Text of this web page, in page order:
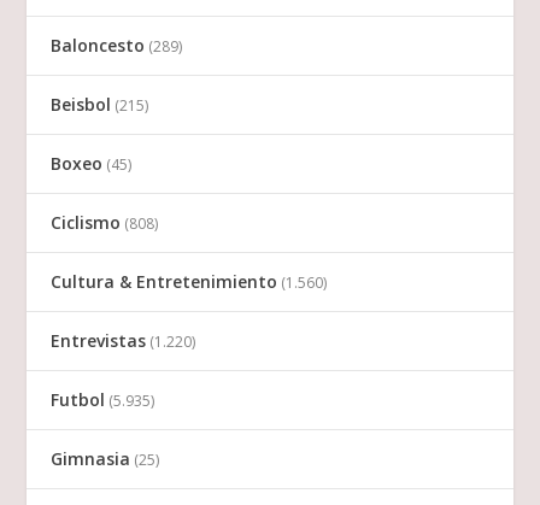
Baloncesto (289)
Beisbol (215)
Boxeo (45)
Ciclismo (808)
Cultura & Entretenimiento (1.560)
Entrevistas (1.220)
Futbol (5.935)
Gimnasia (25)